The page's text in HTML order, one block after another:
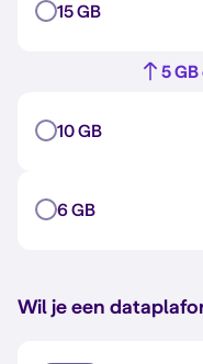
15 GB
5
10 GB
6 GB
Wil je een